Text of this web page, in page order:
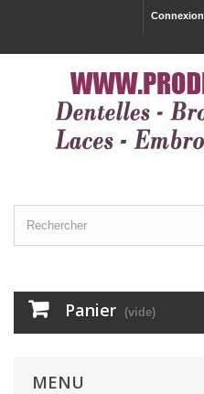
Connexion
Panier (vide)
MENU